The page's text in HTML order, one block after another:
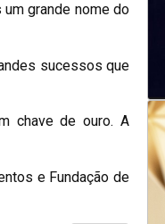
grande nome do
sucessos que
chave de ouro. A
e Fundação de